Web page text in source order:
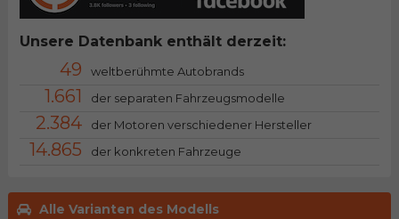
Alle Varianten des Modells
Unsere Datenbank enthält derzeit:
49 weltberühmte Autobrands
1.661 der separaten Fahrzeugsmodelle
2.384 der Motoren verschiedener Hersteller
14.865 der konkreten Fahrzeuge